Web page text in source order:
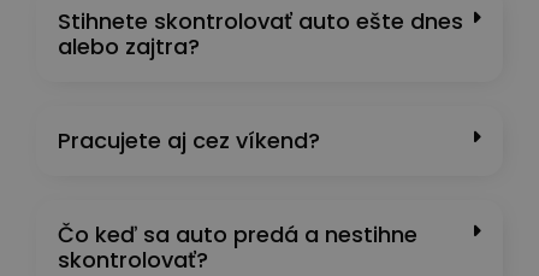
Stihnete skontrolovať auto ešte dnes
alebo zajtra?
Pracujete aj cez víkend?
Čo keď sa auto predá a nestihne
skontrolovať?